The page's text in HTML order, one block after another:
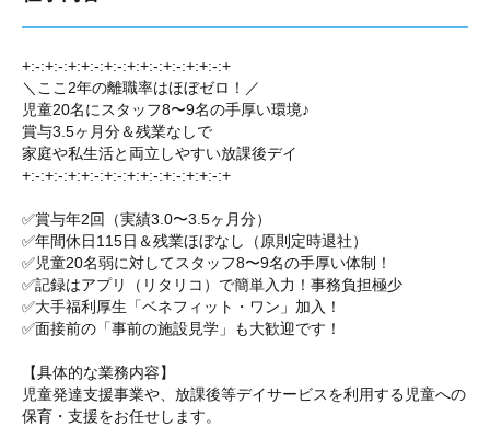
+:-:+:-:+:+:-:+:-:+:+:-:+:-:+:+:-:+
＼ここ2年の離職率はほぼゼロ！／
児童20名にスタッフ8〜9名の手厚い環境♪
賞与3.5ヶ月分＆残業なしで
家庭や私生活と両立しやすい放課後デイ
+:-:+:-:+:+:-:+:-:+:+:-:+:-:+:+:-:+
✅賞与年2回（実績3.0〜3.5ヶ月分）
✅年間休日115日＆残業ほぼなし（原則定時退社）
✅児童20名弱に対してスタッフ8〜9名の手厚い体制！
✅記録はアプリ（リタリコ）で簡単入力！事務負担極少
✅大手福利厚生「ベネフィット・ワン」加入！
✅面接前の「事前の施設見学」も大歓迎です！
【具体的な業務内容】
児童発達支援事業や、放課後等デイサービスを利用する児童への
保育・支援をお任せします。